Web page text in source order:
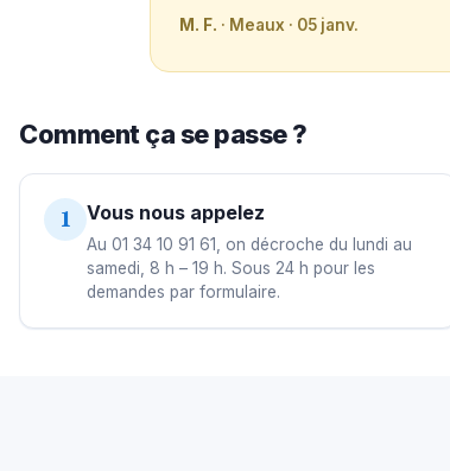
M. F. · Meaux · 05 janv.
Comment ça se passe ?
1 Vous nous appelez
Au 01 34 10 91 61, on décroche du lundi au
samedi, 8 h – 19 h. Sous 24 h pour les
demandes par formulaire.